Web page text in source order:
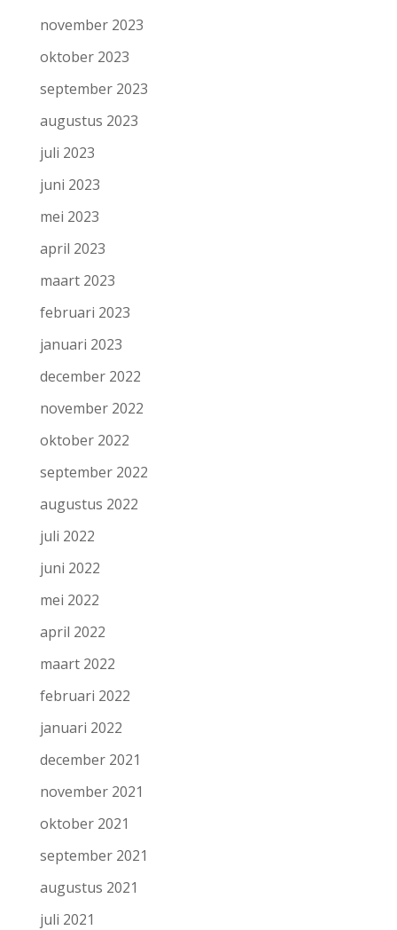
november 2023
oktober 2023
september 2023
augustus 2023
juli 2023
juni 2023
mei 2023
april 2023
maart 2023
februari 2023
januari 2023
december 2022
november 2022
oktober 2022
september 2022
augustus 2022
juli 2022
juni 2022
mei 2022
april 2022
maart 2022
februari 2022
januari 2022
december 2021
november 2021
oktober 2021
september 2021
augustus 2021
juli 2021